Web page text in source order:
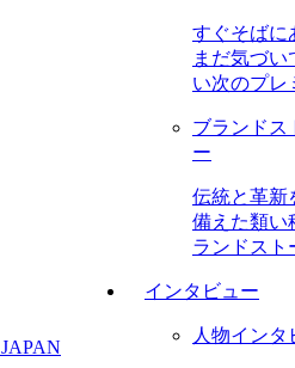
すぐそばに
まだ気づい
い次のプレ
ブランドス
ー
伝統と革新
備えた類い
ランドスト
インタビュー
人物インタ